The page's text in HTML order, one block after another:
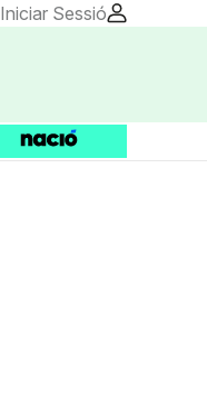
Iniciar Sessió